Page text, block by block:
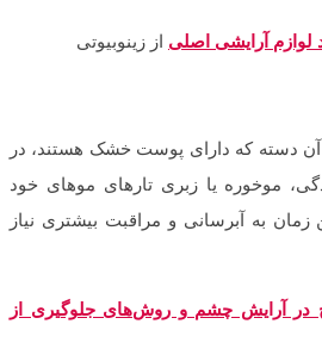
لوازم آرایشی اصلی از زینوبیوتی
آن دسته که دارای پوست خشک هستند، در
موخوره یا زبری تارهای موهای خود
زمان به آبرسانی و مراقبت بیشتری نیاز
در آرایش چشم و روش‌های جلوگیری از